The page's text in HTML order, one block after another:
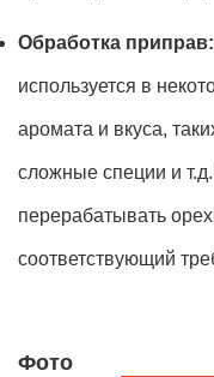
Обработка приправ:
используется в
аромата и вкуса,
сложные специи и
перерабатывать
соответствующий
Фото